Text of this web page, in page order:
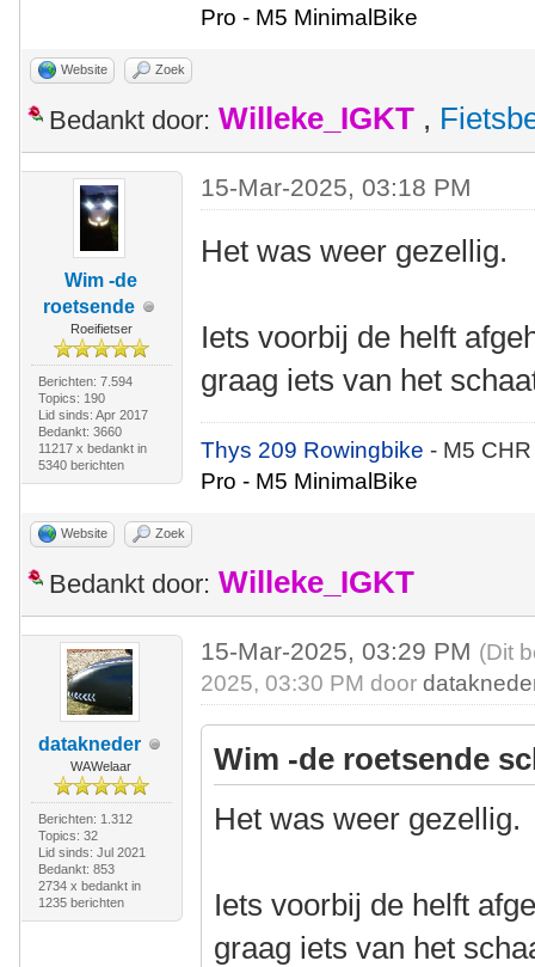
Pro - M5 MinimalBike
Website Zoek
Bedankt door: Willeke_IGKT ,
Wim -de
roetsende
Roeifietser
Berichten: 7.594
Topics: 190
Lid sinds: Apr 2017
Bedankt: 3660
11217 x bedankt in
5340 berichten
15-Mar-2025, 03:18 PM
Het was weer gezellig.
Iets voorbij de helft
graag iets van het
Thys 209 Rowingbike- M5
Pro - M5 MinimalBike
Website Zoek
Bedankt door: Willeke_IGKT
datakneder
WAWelaar
Berichten: 1.312
Topics: 32
Lid sinds: Jul 2021
Bedankt: 853
2734 x bedankt in
1235 berichten
15-Mar-2025, 03:29 PM (Dit
2025, 03:30 PM door
Wim -de roetsende
Het was weer gezellig.
Iets voorbij de helft
graag iets van het